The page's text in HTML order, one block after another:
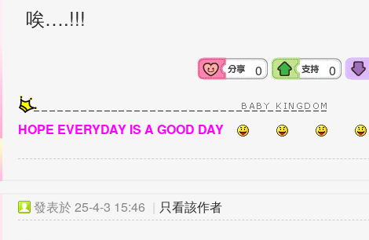
唉….!!!
0 0
HOPE EVERYDAY IS A GOOD DAY
發表於 25-4-3 15:46 | 只看該作者